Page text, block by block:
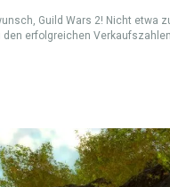
Guild Wars 2! Nicht etwa
den erfolgreichen